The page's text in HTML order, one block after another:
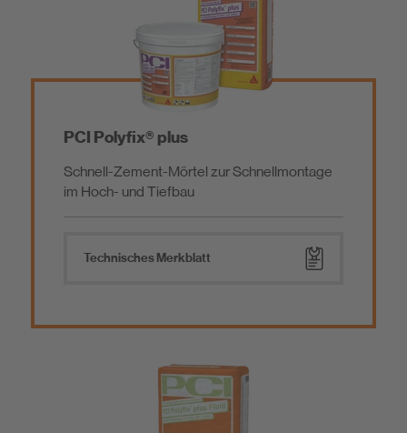
Estrich / Vergussmörtel / Beschichtung
Mörtelzusätze, Nachbehandlungs- und Trennmittel
Schiffsausbauprodukte
PCI Polyfix® plus
Schnell-Zement-Mörtel zur Schnellmontage
im Hoch- und Tiefbau
Technisches Merkblatt